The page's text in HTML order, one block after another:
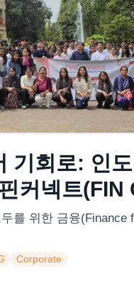
기회로: 인
커넥트(FIN
를 위한 금융(Finance
Corporate